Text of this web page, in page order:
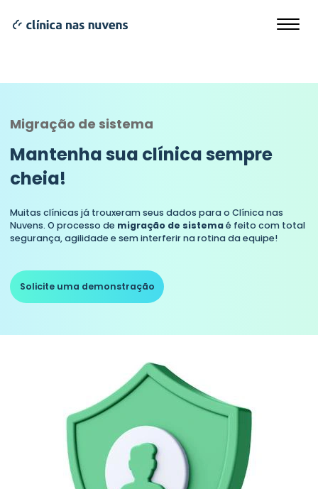
Migração de sistema
Mantenha sua clínica sempre
cheia!
Muitas clínicas já trouxeram seus dados para o Clínica nas
Nuvens. O processo de migração de sistemaé feito com total
segurança, agilidade e sem interferir na rotina da equipe!
Solicite uma demonstração